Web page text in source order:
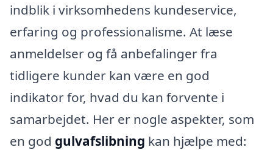
indblik i virksomhedens kundeservice,
erfaring og professionalisme. At læse
anmeldelser og få anbefalinger fra
tidligere kunder kan være en god
indikator for, hvad du kan forvente i
samarbejdet. Her er nogle aspekter, som
en god gulvafslibning kan hjælpe med: